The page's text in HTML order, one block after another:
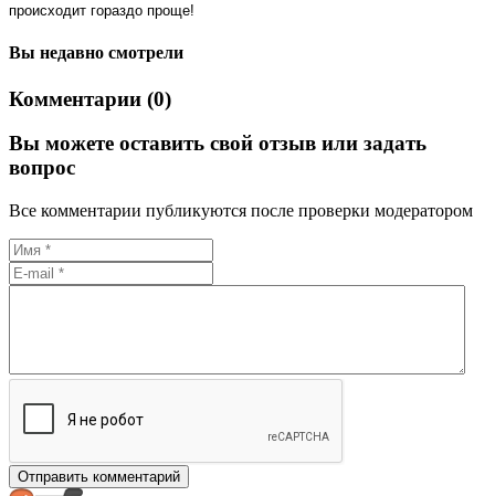
происходит гораздо проще!
Вы недавно смотрели
Комментарии (0)
Вы можете оставить свой отзыв или задать
вопрос
Все комментарии публикуются после проверки модератором